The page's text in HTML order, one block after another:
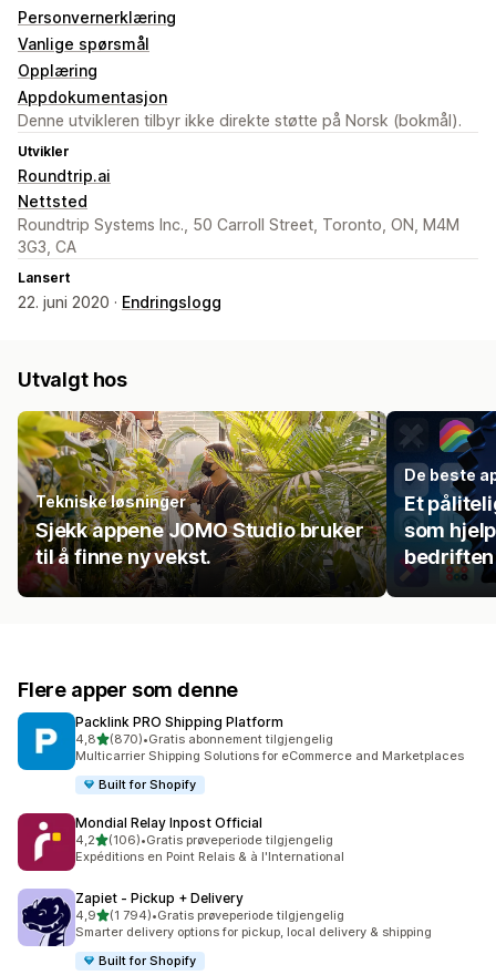
Personvernerklæring
Vanlige spørsmål
Opplæring
Appdokumentasjon
Denne utvikleren tilbyr ikke direkte støtte på Norsk (bokmål).
Utvikler
Roundtrip.ai
Nettsted
Roundtrip Systems Inc., 50 Carroll Street, Toronto, ON, M4M
3G3, CA
Lansert
22. juni 2020 · Endringslogg
Utvalgt hos
Tekniske løsninger
Sjekk appene JOMO Studio bruker
til å finne ny vekst.
De beste
Et
som
Flere apper som denne
Packlink PRO Shipping Platform
4,8av 5 stjerner
(870)
Totalt 870 omtaler
•Gratis abonnement tilgjengelig
Multicarrier Shipping Solutions for eCommerce and Marketplaces
Built for Shopify
Mondial Relay Inpost Official
4,2av 5 stjerner
(106)
Totalt 106 omtaler
•Gratis prøveperiode tilgjengelig
Expéditions en Point Relais & à l'International
Zapiet ‑ Pickup + Delivery
4,9av 5 stjerner
(1 794)
Totalt 1794 omtaler
•Gratis prøveperiode tilgjengelig
Smarter delivery options for pickup, local delivery & shipping
Built for Shopify